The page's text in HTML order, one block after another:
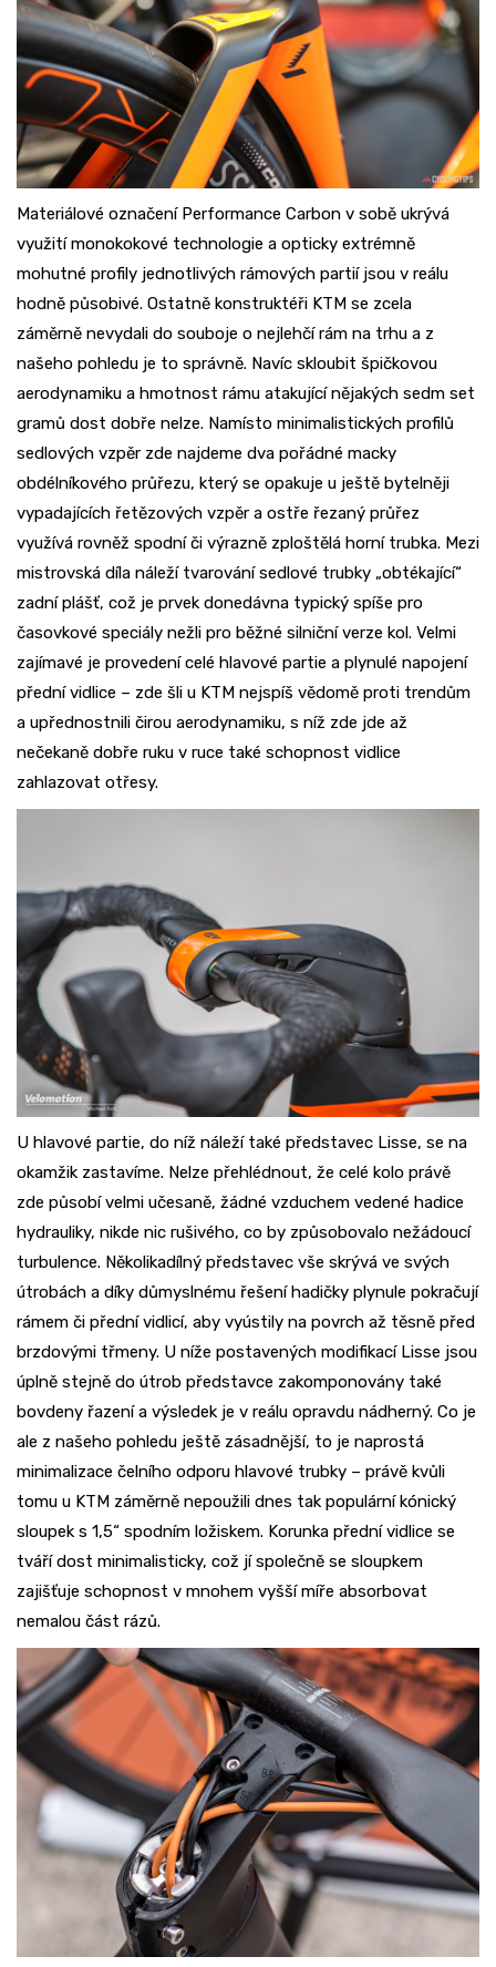
Materiálové označení Performance Carbon v sobě ukrývá
využití monokokové technologie a opticky extrémně
mohutné profily jednotlivých rámových partií jsou v reálu
hodně působivé. Ostatně konstruktéři KTM se zcela
záměrně nevydali do souboje o nejlehčí rám na trhu a z
našeho pohledu je to správně. Navíc skloubit špičkovou
aerodynamiku a hmotnost rámu atakující nějakých sedm set
gramů dost dobře nelze. Namísto minimalistických profilů
sedlových vzpěr zde najdeme dva pořádné macky
obdélníkového průřezu, který se opakuje u ještě bytelněji
vypadajících řetězových vzpěr a ostře řezaný průřez
využívá rovněž spodní či výrazně zploštělá horní trubka. Mezi
mistrovská díla náleží tvarování sedlové trubky „obtékající“
zadní plášť, což je prvek donedávna typický spíše pro
časovkové speciály nežli pro běžné silniční verze kol. Velmi
zajímavé je provedení celé hlavové partie a plynulé napojení
přední vidlice – zde šli u KTM nejspíš vědomě proti trendům
a upřednostnili čirou aerodynamiku, s níž zde jde až
nečekaně dobře ruku v ruce také schopnost vidlice
zahlazovat otřesy.
U hlavové partie, do níž náleží také představec Lisse, se na
okamžik zastavíme. Nelze přehlédnout, že celé kolo právě
zde působí velmi učesaně, žádné vzduchem vedené hadice
hydrauliky, nikde nic rušivého, co by způsobovalo nežádoucí
turbulence. Několikadílný představec vše skrývá ve svých
útrobách a díky důmyslnému řešení hadičky plynule pokračují
rámem či přední vidlicí, aby vyústily na povrch až těsně před
brzdovými třmeny. U níže postavených modifikací Lisse jsou
úplně stejně do útrob představce zakomponovány také
bovdeny řazení a výsledek je v reálu opravdu nádherný. Co je
ale z našeho pohledu ještě zásadnější, to je naprostá
minimalizace čelního odporu hlavové trubky – právě kvůli
tomu u KTM záměrně nepoužili dnes tak populární kónický
sloupek s 1,5“ spodním ložiskem. Korunka přední vidlice se
tváří dost minimalisticky, což jí společně se sloupkem
zajišťuje schopnost v mnohem vyšší míře absorbovat
nemalou část rázů.